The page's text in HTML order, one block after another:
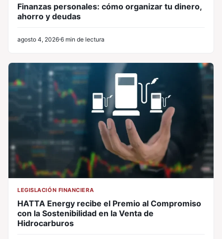
Finanzas personales: cómo organizar tu dinero,
ahorro y deudas
agosto 4, 2026 6 min de lectura
LEGISLACIÓN FINANCIERA
HATTA Energy recibe el Premio al Compromiso
con la Sostenibilidad en la Venta de
Hidrocarburos